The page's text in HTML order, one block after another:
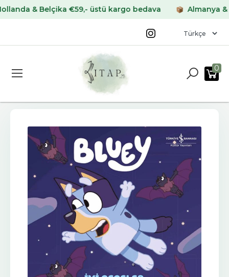
& Belçika €59,- üstü kargo bedava Almanya &
0